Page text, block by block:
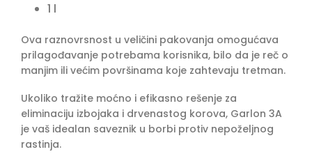
1 l
Ova raznovrsnost u veličini pakovanja omogućava
prilagođavanje potrebama korisnika, bilo da je reč o
manjim ili većim površinama koje zahtevaju tretman.
Ukoliko tražite moćno i efikasno rešenje za
eliminaciju izbojaka i drvenastog korova, Garlon 3A
je vaš idealan saveznik u borbi protiv nepoželjnog
rastinja.